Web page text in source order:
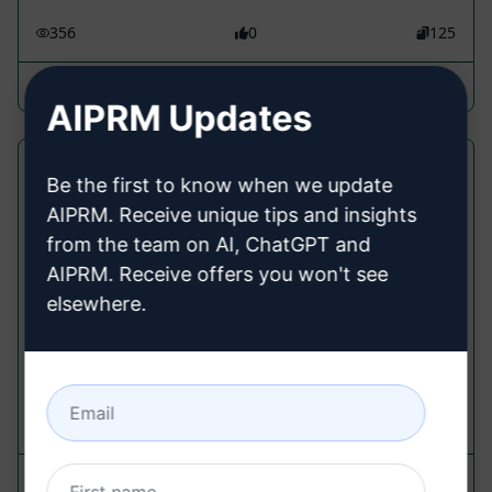
356 0 125
Mélyreható téma SEO írás megfelelő
formázással
Writing Prompts
Készíts mélyreható cikkeket. Nagyon jó formázás,
könnyű másolás és beillesztés bármely CMS-be.
184
AIPRM Updates
Be the first to know when we update
AIPRM. Receive unique tips and insights
from the team on AI, ChatGPT and
AIPRM. Receive offers you won't see
elsewhere.